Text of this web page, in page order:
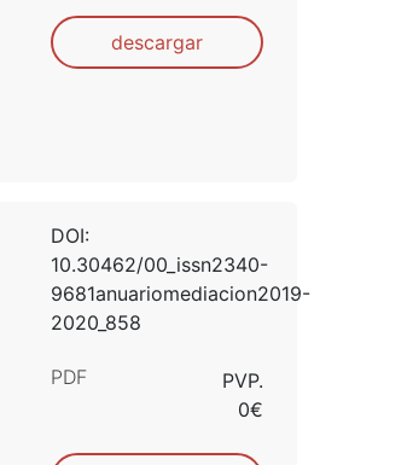
descargar
DOI:
10.30462/00_issn2340-
9681anuariomediacion2019-
2020_858
PDF
PVP.
0€